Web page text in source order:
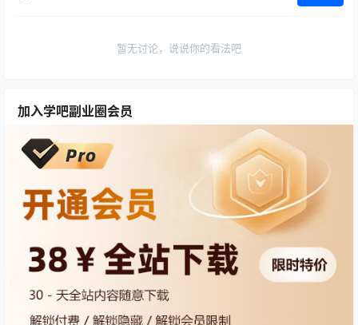
暂无讨论，说说你的看法吧
加入学吧副业圈会员